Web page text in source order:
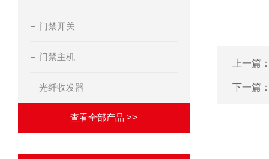
门禁开关
门禁主机
光纤收发器
查看全部产品 >>
上一篇
下一篇